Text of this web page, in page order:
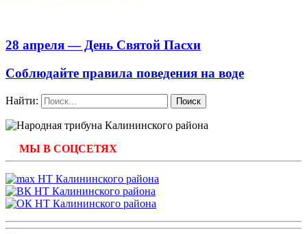
28 апреля — День Святой Пасхи
Соблюдайте правила поведения на воде
Найти:
МЫ В СОЦСЕТЯХ